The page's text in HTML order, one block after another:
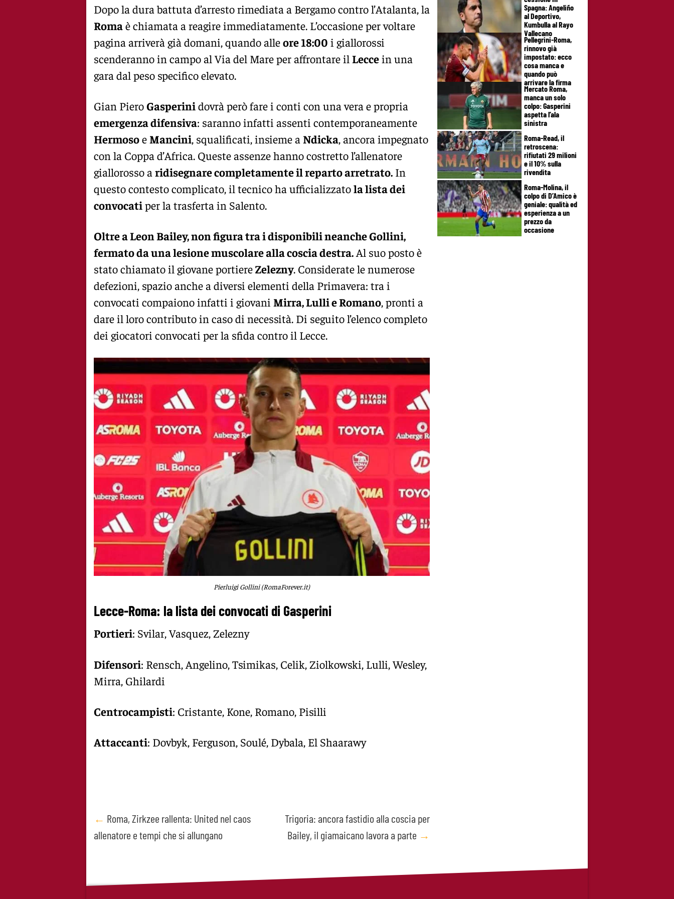
Dopo la dura battuta d’arresto rimediata a Bergamo contro l’Atalanta, la
Romaè chiamata a reagire immediatamente. L’occasione per voltare
pagina arriverà già domani, quando alleore 18:00 i giallorossi
scenderanno in campo al Via del Mare per affrontare il Leccein una
gara dal peso specifico elevato.
Gian PieroGasperinidovrà però fare i conti con una vera e propria
emergenza difensiva: saranno infatti assenti contemporaneamente
Hermosoe Mancini, squalificati, insieme a Ndicka, ancora impegnato
con la Coppa d’Africa. Queste assenze hanno costretto l’allenatore
giallorosso a ridisegnare completamente il reparto arretrato. In
questo contesto complicato, il tecnico ha ufficializzatola lista dei
convocatiper la trasferta in Salento.
Oltre a Leon Bailey, non figura tra i disponibili neanche Gollini,
fermato da una lesione muscolare alla coscia destra.Al suo posto è
stato chiamato il giovane portiereZelezny. Considerate le numerose
defezioni, spazio anche a diversi elementi della Primavera: tra i
convocati compaiono infatti i giovani Mirra, Lulli e Romano, pronti a
dare il loro contributo in caso di necessità. Di seguito l’elenco completo
dei giocatori convocati per la sfida contro il Lecce.
Pierluigi Gollini (RomaForever.it)
Lecce-Roma: la lista dei convocati di Gasperini
Portieri: Svilar, Vasquez, Zelezny
Difensori: Rensch, Angelino, Tsimikas, Celik, Ziolkowski, Lulli, Wesley,
Mirra, Ghilardi
Centrocampisti: Cristante, Kone, Romano, Pisilli
Attaccanti: Dovbyk, Ferguson, Soulé, Dybala, El Shaarawy
Post
navigation
← Roma, Zirkzee rallenta: United nel caos
allenatore e tempi che si allungano
Trigoria: ancora fastidio alla coscia per
Bailey, il giamaicano lavora a parte →
Spagna: Angeliño
al Deportivo,
Kumbulla al Rayo
Vallecano
Pellegrini-Roma,
rinnovo già
impostato: ecco
cosa manca e
quando può
arrivare la firma
Mercato Roma,
manca un solo
colpo: Gasperini
aspetta l’ala
sinistra
Roma-Read, il
retroscena:
rifiutati 29 milioni
e il 10% sulla
rivendita
Roma-Molina, il
colpo di D’Amico è
geniale: qualità ed
esperienza a un
prezzo da
occasione